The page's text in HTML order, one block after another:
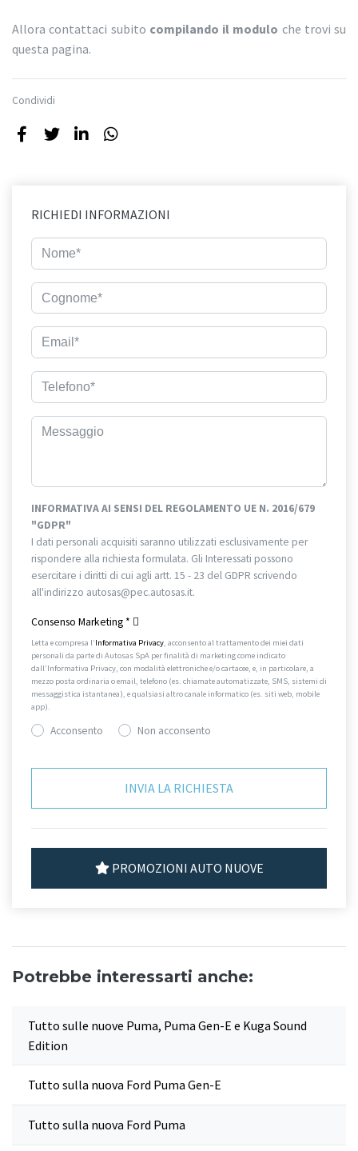
Allora contattaci subito compilando il modulo che trovi su
questa pagina.
Condividi
RICHIEDI INFORMAZIONI
INFORMATIVA AI SENSI DEL REGOLAMENTO UE N. 2016/679
"GDPR"
I dati personali acquisiti saranno utilizzati esclusivamente per
rispondere alla richiesta formulata. Gli Interessati possono
esercitare i diritti di cui agli artt. 15 - 23 del GDPR scrivendo
all'indirizzo autosas@pec.autosas.it.
Consenso Marketing *
Letta e compresa l’Informativa Privacy, acconsento al trattamento dei miei dati
personali da parte di Autosas SpA per finalità di marketing come indicato
dall’Informativa Privacy, con modalità elettroniche e/o cartacee, e, in particolare, a
mezzo posta ordinaria o email, telefono (es. chiamate automatizzate, SMS, sistemi di
messaggistica istantanea), e qualsiasi altro canale informatico (es. siti web, mobile
app).
Acconsento Non acconsento
PROMOZIONI AUTO NUOVE
Potrebbe interessarti anche:
Tutto sulle nuove Puma, Puma Gen-E e Kuga Sound
Edition
Tutto sulla nuova Ford Puma Gen-E
Tutto sulla nuova Ford Puma